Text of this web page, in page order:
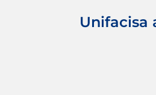
Unifacisa